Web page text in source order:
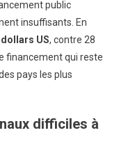
public
insuffisants. En
US, contre 28
financement qui reste
pays les plus
difficiles à